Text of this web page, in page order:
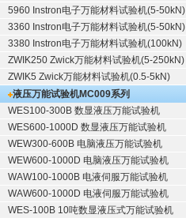
5960 Instron电子万能材料试验机(5-50kN)
3360 Instron电子万能材料试验机(5-50kN)
3380 Instron电子万能材料试验机(100kN)
ZWIK250 Zwick万能材料试验机(5-250kN)
ZWIK5 Zwick万能材料试验机(0.5-5kN)
液压万能试验机MC009系列
WES100-300B 数显液压万能试验机
WES600-1000D 数显液压万能试验机
WEW300-600B 电脑液压万能试验机
WEW600-1000D 电脑液压万能试验机
WAW100-1000B 电液伺服万能试验机
WAW600-1000D 电液伺服万能试验机
WES-100B 10吨数显液压式万能试验机